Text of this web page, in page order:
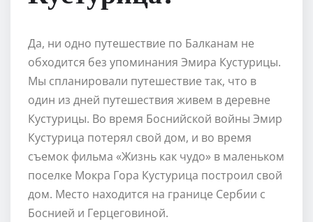
Да, ни одно путешествие по Балканам не
обходится без упоминания Эмира Кустурицы.
Мы спланировали путешествие так, что в
один из дней путешествия живем в деревне
Кустурицы. Во время Боснийской войны Эмир
Кустурица потерял свой дом, и во время
съемок фильма «Жизнь как чудо» в маленьком
поселке Мокра Гора Кустурица построил свой
дом. Место находится на границе Сербии с
Боснией и Герцеговиной.